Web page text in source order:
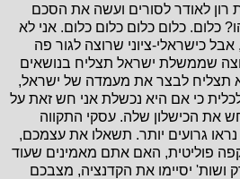
לאודר לסורים ועשה את הסכם
כלום. כלום כלום כלום כלום. אני לא
כישראלי-ציוני שרוצה לגור פה
שממשלת ישראל תצליח בנושאים
תצליח לבצר את מעמדה של ישראל,
כי אם היא נכשלת אני חש זאת על
את הכישלון שלה. עסקי התקווה
גרועים יותר. תשאלו את עצמכם,
פוליטית, האם אתם מאמינים שעוד
ושות' יסיימו את הקדנציה, מצבכם